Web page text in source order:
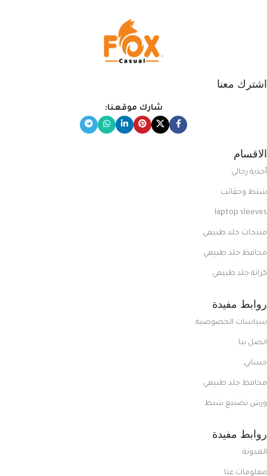
اشترك معنا
شارك موقعنا:
الاقسام
أحذية رجالي
شنط وحقائب
laptop sleeves
منتجات جلد طبيعي
محافظ جلد طبيعي
كراتة جلد طبيعي
روابط مفيدة
سياسات الخصوصية
اتصل بنا
حسابي
محافظ جلد طبيعي
ورش تصنيع شنط
روابط مفيدة
المدونة
معلومات عنا